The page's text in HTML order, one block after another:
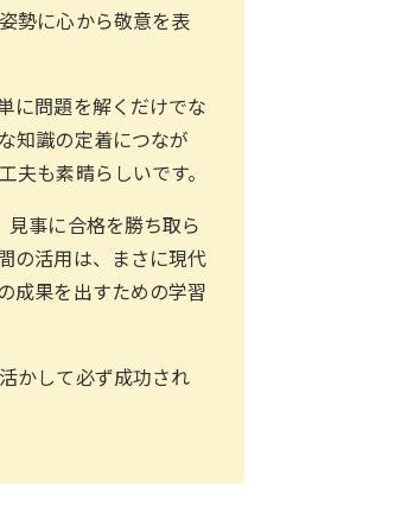
勢に心から敬意を表
に問題を解くだけでな
知識の定着につなが
も素晴らしいです。
事に合格を勝ち取ら
の活用は、まさに現代
成果を出すための学習
かして必ず成功され